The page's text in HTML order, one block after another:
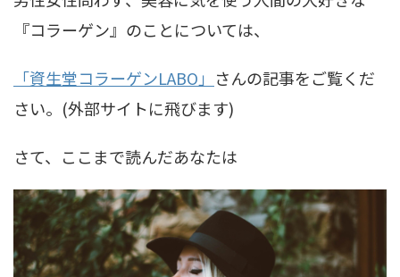
『コラーゲン』のことについては、
「資生堂コラーゲンLABO」 さんの記事をご覧くだ
さい。(外部サイトに飛びます)
さて、ここまで読んだあなたは